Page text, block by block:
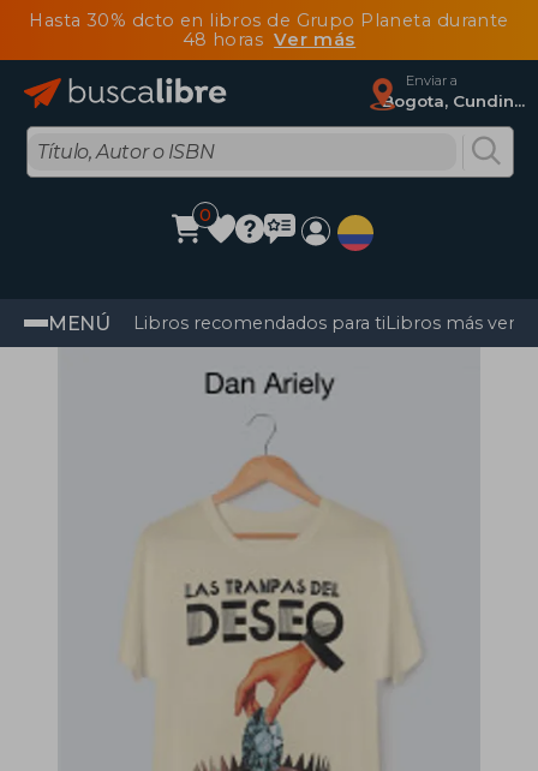
Hasta 30% dcto en libros de Grupo Planeta durante
48 horasVer más
Enviar a
Bogota, Cundinamarca
0
MENÚ Libros recomendados para tiLibros más